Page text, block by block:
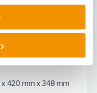
kW, 12,5 A, fuse 16,0 A, 1~
420 mm x 348 mm